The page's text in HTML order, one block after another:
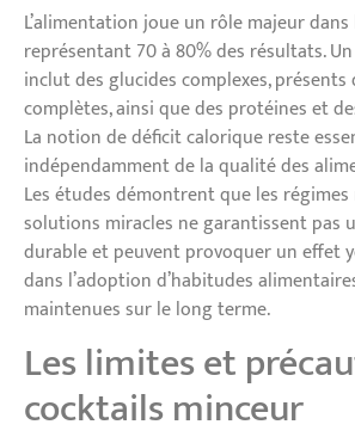
L’alimentation joue un rôle majeur
représentant 70 à 80% des résultats.
inclut des glucides complexes, présents
complètes, ainsi que des protéines et
La notion de déficit calorique reste
indépendamment de la qualité des
Les études démontrent que les
solutions miracles ne garantissent pas
durable et peuvent provoquer un effet
dans l’adoption d’habitudes
maintenues sur le long terme.
Les limites et
cocktails minceur